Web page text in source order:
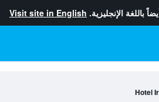
باللغة الإنجليزية. Visit site in English
Hotel